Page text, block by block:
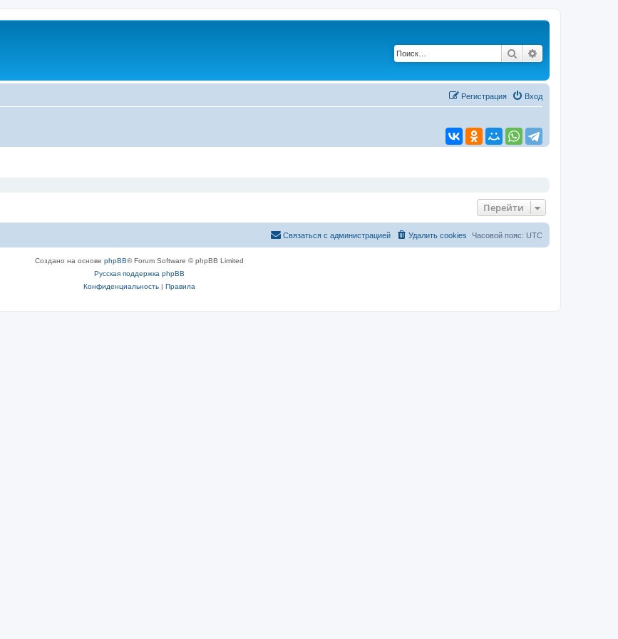
Поиск
Вход
Регистрация
Перейти
Часовой пояс: UTC
Удалить cookies
Связаться с администрацией
Создано на основе phpBB® Forum Software © phpBB Limited
Русская поддержка phpBB
Конфиденциальность| Правила